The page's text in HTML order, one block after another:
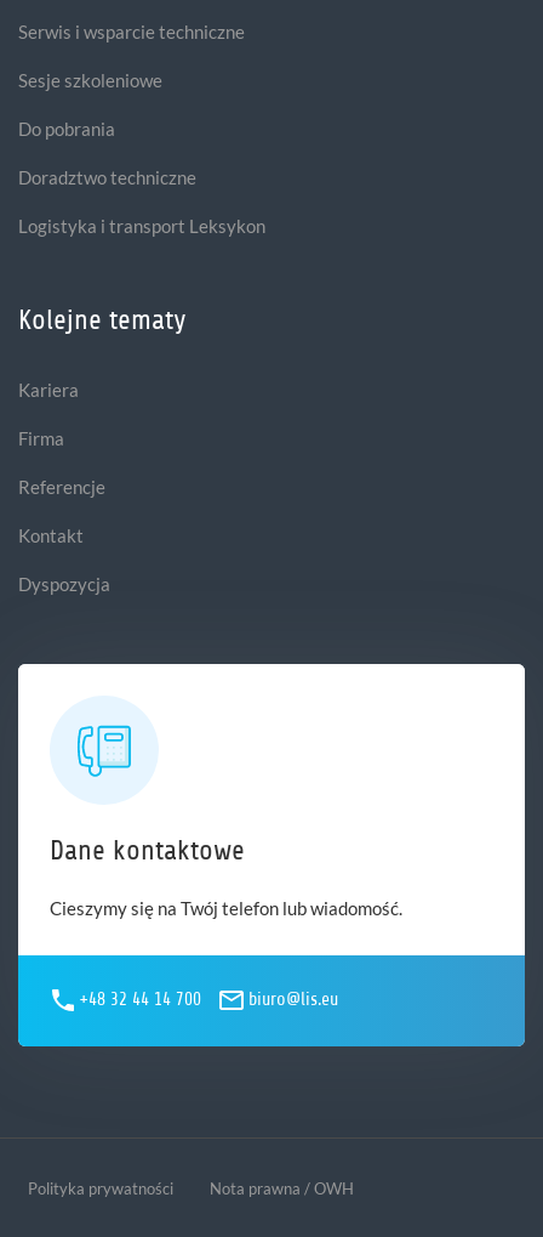
Serwis i wsparcie techniczne
Sesje szkoleniowe
Do pobrania
Doradztwo techniczne
Logistyka i transport Leksykon
Kolejne tematy
Kariera
Firma
Referencje
Kontakt
Dyspozycja
Dane kontaktowe
Cieszymy się na Twój telefon lub wiadomość.
+48 32 44 14 700 biuro@lis.eu
Polityka prywatności Nota prawna / OWH